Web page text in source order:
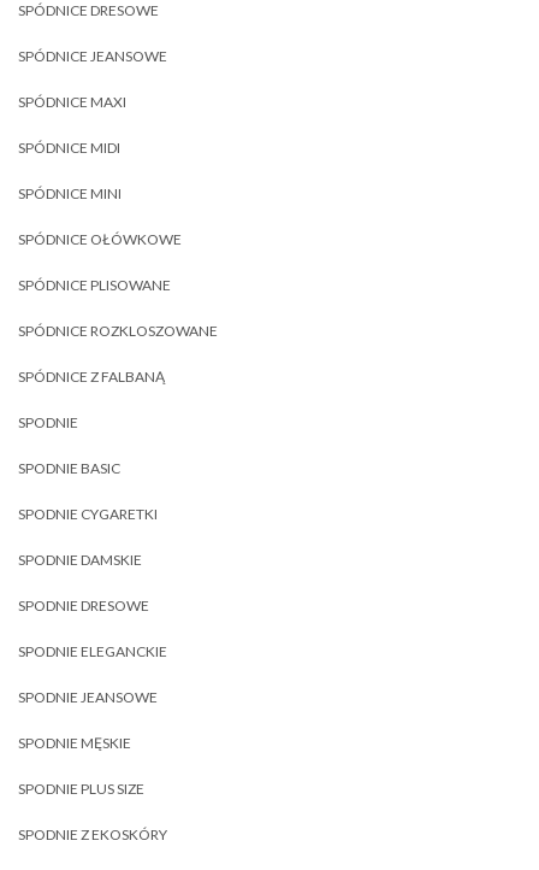
SPÓDNICE DRESOWE
SPÓDNICE JEANSOWE
SPÓDNICE MAXI
SPÓDNICE MIDI
SPÓDNICE MINI
SPÓDNICE OŁÓWKOWE
SPÓDNICE PLISOWANE
SPÓDNICE ROZKLOSZOWANE
SPÓDNICE Z FALBANĄ
SPODNIE
SPODNIE BASIC
SPODNIE CYGARETKI
SPODNIE DAMSKIE
SPODNIE DRESOWE
SPODNIE ELEGANCKIE
SPODNIE JEANSOWE
SPODNIE MĘSKIE
SPODNIE PLUS SIZE
SPODNIE Z EKOSKÓRY